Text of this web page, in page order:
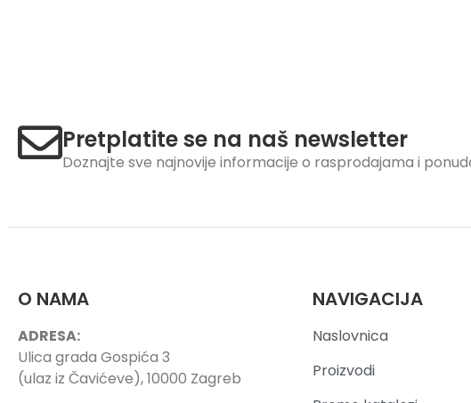
Pretplatite se na naš newsletter
Doznajte sve najnovije informacije o rasprodajama i
O NAMA
ADRESA:
Ulica grada Gospića 3
(ulaz iz Čavićeve), 10000 Zagreb
NAVIGACIJA
Naslovnica
Proizvodi